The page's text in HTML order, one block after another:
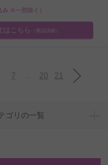
み ※一部除く）
はこちら （商品詳細）
7 20 21
ゴリの一覧